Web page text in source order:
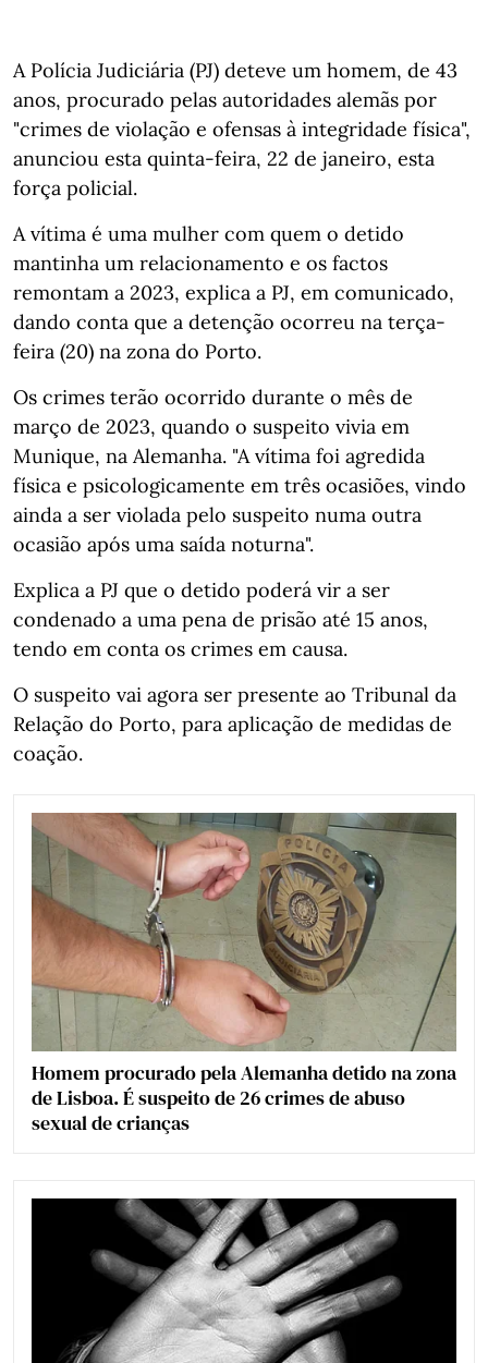
A Polícia Judiciária (PJ) deteve um homem, de 43
anos, procurado pelas autoridades alemãs por
"crimes de violação e ofensas à integridade física",
anunciou esta quinta-feira, 22 de janeiro, esta
força policial.
A vítima é uma mulher com quem o detido
mantinha um relacionamento e os factos
remontam a 2023, explica a PJ, em comunicado,
dando conta que a detenção ocorreu na terça-
feira (20) na zona do Porto.
Os crimes terão ocorrido durante o mês de
março de 2023, quando o suspeito vivia em
Munique, na Alemanha. "A vítima foi agredida
física e psicologicamente em três ocasiões, vindo
ainda a ser violada pelo suspeito numa outra
ocasião após uma saída noturna".
Explica a PJ que o detido poderá vir a ser
condenado a uma pena de prisão até 15 anos,
tendo em conta os crimes em causa.
O suspeito vai agora ser presente ao Tribunal da
Relação do Porto, para aplicação de medidas de
coação.
Homem procurado pela Alemanha detido na zona
de Lisboa. É suspeito de 26 crimes de abuso
sexual de crianças